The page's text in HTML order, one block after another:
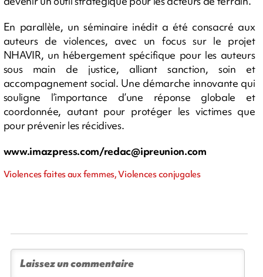
En parallèle, un séminaire inédit a été consacré aux
auteurs de violences, avec un focus sur le projet
NHAVIR, un hébergement spécifique pour les auteurs
sous main de justice, alliant sanction, soin et
accompagnement social. Une démarche innovante qui
souligne l’importance d’une réponse globale et
coordonnée, autant pour protéger les victimes que
pour prévenir les récidives.
www.imazpress.com/redac@ipreunion.com
Violences faites aux femmes, Violences conjugales